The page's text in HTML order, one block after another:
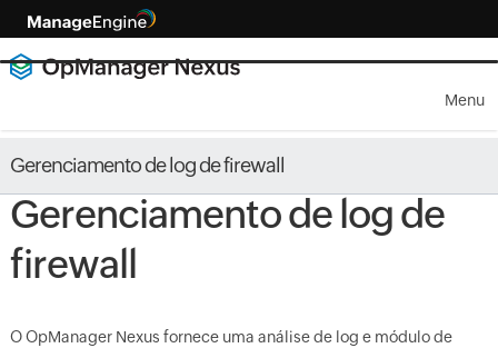
Menu
Gerenciamento de log de firewall
Gerenciamento de log de
firewall
O OpManager Nexus fornece uma análise de log e módulo de